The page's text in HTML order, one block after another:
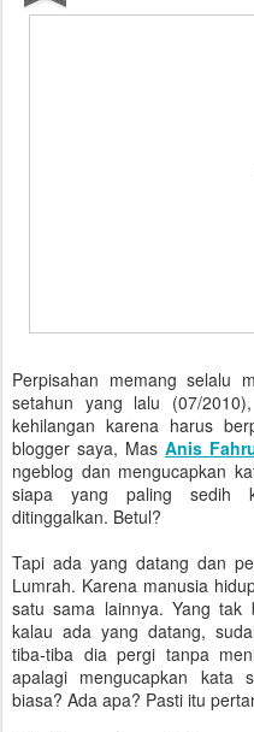
Perpisahan memang selalu
setahun yang lalu (07/
kehilangan karena harus
blogger saya, Mas Anis
ngeblog dan mengucapkan
siapa yang paling sedih
ditinggalkan. Betul?
Tapi ada yang datang dan
Lumrah. Karena manusia
satu sama lainnya. Yang tak
kalau ada yang datang,
tiba-tiba dia pergi tanpa
apalagi mengucapkan kata
biasa? Ada apa? Pasti itu